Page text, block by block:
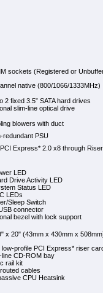
sockets (Registered or
native (800/1066/1333MHz)
2 fixed 3.5” SATA hard drives
slim-line optical drive
blowers with duct
redundant PSU
Express* 2.0 x8 through
LED
Drive Activity LED
Status LED
LEDs
Sleep Switch
connector
bezel with lock support
x 20" (43mm x 430mm x
low-profile PCI Express* riser
line CD-ROM bay
rail kit
cables
CPU Heatsink